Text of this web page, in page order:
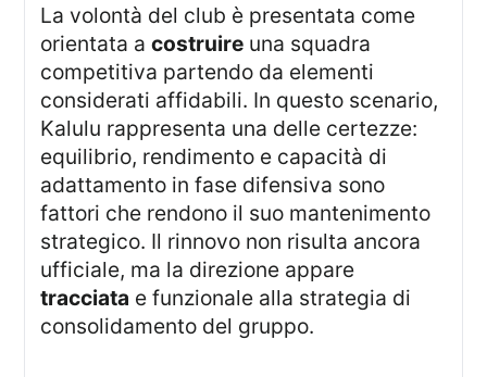
La volontà del club è presentata come
orientata acostruire una squadra
competitiva partendo da elementi
considerati affidabili. In questo scenario,
Kalulu rappresenta una delle certezze:
equilibrio, rendimento e capacità di
adattamento in fase difensiva sono
fattori che rendono il suo mantenimento
strategico. Il rinnovo non risulta ancora
ufficiale, ma la direzione appare
tracciata e funzionale alla strategia di
consolidamento del gruppo.